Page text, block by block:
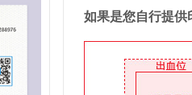
如果是您自行提供